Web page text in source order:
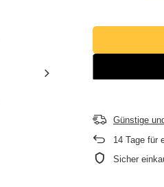
Günstige
14Tage für
Sicher